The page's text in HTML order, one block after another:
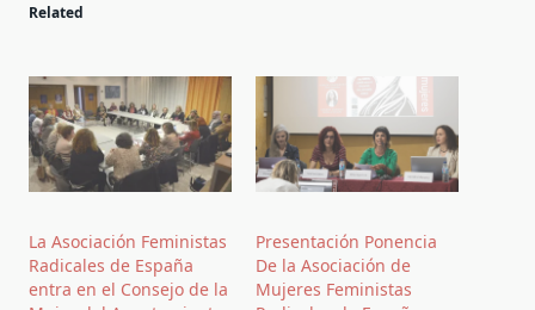
Related
La Asociación Feministas
Radicales de España
entra en el Consejo de la
Presentación Ponencia
De la Asociación de
Mujeres Feministas